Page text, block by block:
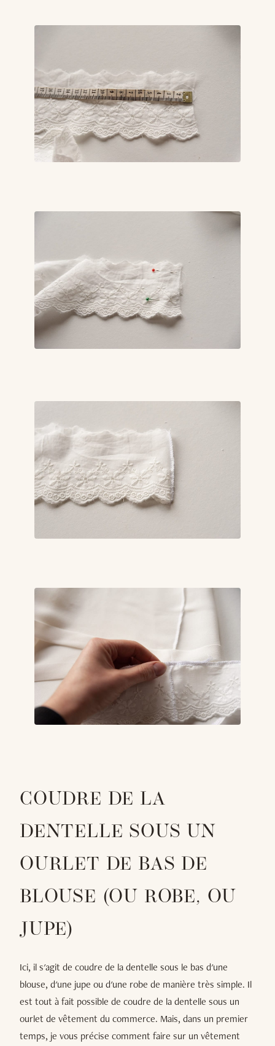
COUDRE DE LA
DENTELLE SOUS UN
OURLET DE BAS DE
BLOUSE (OU ROBE, OU
JUPE)
Ici, il s'agit de coudre de la dentelle sous le bas d'une
blouse, d'une jupe ou d'une robe de manière très simple. Il
est tout à fait possible de coudre de la dentelle sous un
ourlet de vêtement du commerce. Mais, dans un premier
temps, je vous précise comment faire sur un vêtement